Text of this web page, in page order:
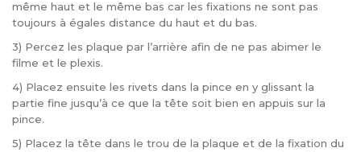
même haut et le même bas car les fixations ne sont pas
toujours à égales distance du haut et du bas.
3) Percez les plaque par l’arrière afin de ne pas abimer le
filme et le plexis.
4) Placez ensuite les rivets dans la pince en y glissant la
partie fine jusqu’à ce que la tête soit bien en appuis sur la
pince.
5) Placez la tête dans le trou de la plaque et de la fixation du